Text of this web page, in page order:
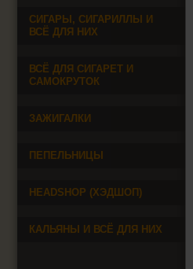
СИГАРЫ, СИГАРИЛЛЫ И
ВСЁ ДЛЯ НИХ
ВСЁ ДЛЯ СИГАРЕТ И
САМОКРУТОК
ЗАЖИГАЛКИ
ПЕПЕЛЬНИЦЫ
HEADSHOP (ХЭДШОП)
КАЛЬЯНЫ И ВСЁ ДЛЯ НИХ